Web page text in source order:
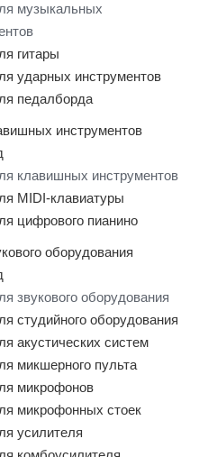
музыкальных
гитары
ударных инструментов
педалборда
инструментов
клавишных инструментов
MIDI-клавиатуры
цифрового пианино
оборудования
звукового оборудования
студийного оборудования
акустических систем
микшерного пульта
микрофонов
микрофонных стоек
усилителя